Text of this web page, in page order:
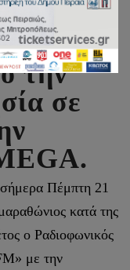
κατά
την
σε
σήμερα Πέμπτη 21
κατά της
ο Ραδιοφωνικός
με την